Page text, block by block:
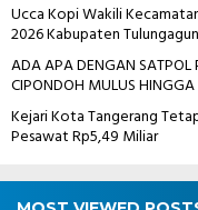
Ucca Kopi Wakili
2026 Kabupaten
ADA APA DENGAN
CIPONDOH MULUS
Kejari Kota Tangerang
Pesawat Rp5,49 Miliar